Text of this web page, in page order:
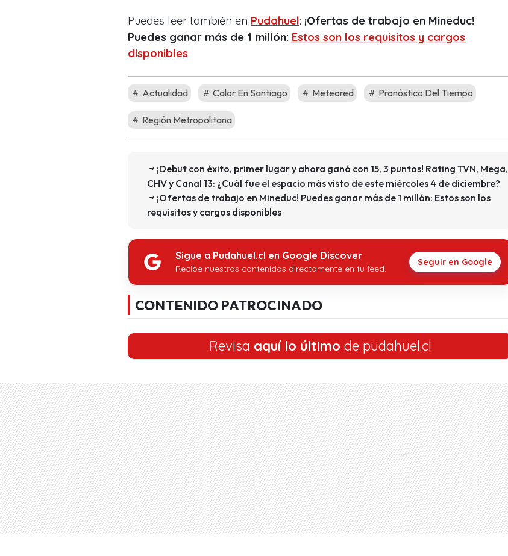
Puedes leer también en Pudahuel: ¡Ofertas de trabajo en Mineduc!
Puedes ganar más de 1 millón: Estos son los requisitos y cargos
disponibles
Actualidad Calor En Santiago Meteored Pronóstico Del Tiempo
Región Metropolitana
¡Debut con éxito, primer lugar y ahora ganó con 15, 3 puntos! Rating TVN, Mega,
CHV y Canal 13: ¿Cuál fue el espacio más visto de este miércoles 4 de diciembre?
¡Ofertas de trabajo en Mineduc! Puedes ganar más de 1 millón: Estos son los
requisitos y cargos disponibles
Sigue a Pudahuel.cl en Google Discover
Recibe nuestros contenidos directamente en tu feed.
Seguir en Google
CONTENIDO PATROCINADO
Revisa aquí lo último de pudahuel.cl